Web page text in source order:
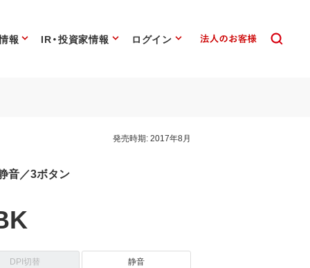
報 IR・投資家情報 ログイン
発売時期:2017年8月
音／3ボタン
DPI切替 静音